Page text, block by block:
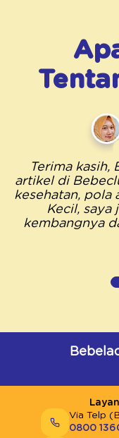
Terima kasih,
artikel di
kesehatan, pola
Kecil, saya
kembangnya
Via Telp
0800